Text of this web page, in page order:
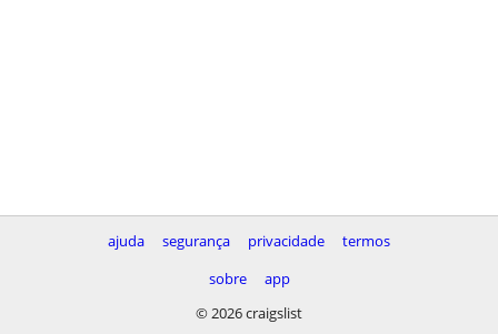
ajuda segurança privacidade
termos
sobre
app
© 2026 craigslist